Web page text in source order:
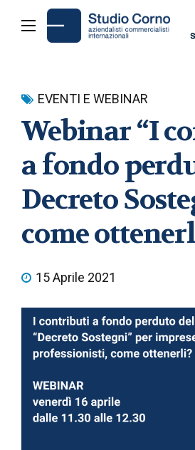
EVENTI E WEBINAR
Webinar “I
a fondo
Decreto
come
15 Aprile 2021